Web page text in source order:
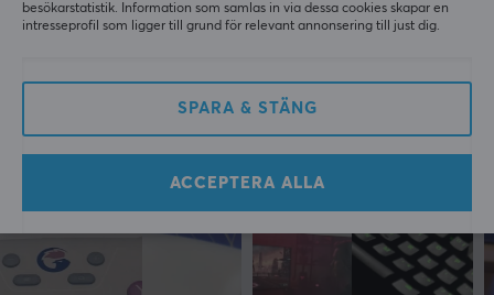
besökarstatistik. Information som samlas in via dessa cookies skapar en
intresseprofil som ligger till grund för relevant annonsering till just dig.
SPARA & STÄNG
ACCEPTERA ALLA